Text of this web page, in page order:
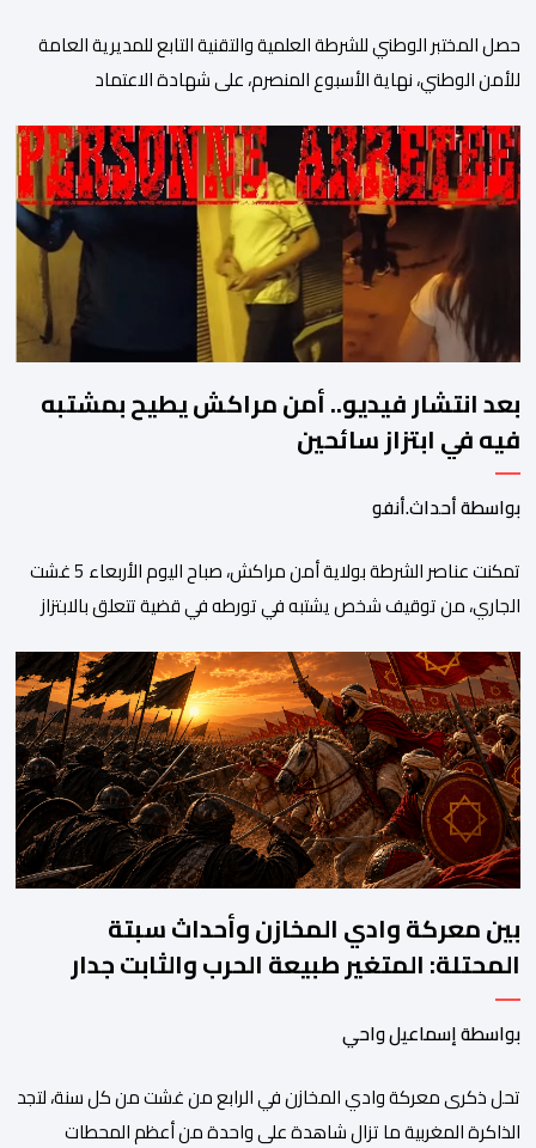
حصل المختبر الوطني للشرطة العلمية والتقنية التابع للمديرية العامة
للأمن الوطني، نهاية الأسبوع المنصرم، على شهادة الاعتماد
مختلف التخصصات والخبرات الشرعية، بما فيها فروع البيولوجيا والكيمياء،
وتدقيق وفحص الوثائق، والحرائق والمتفجرات، وكذا الآثار الرقمية
والمخدرات والمواد السمومية.وكانت المنظمة الأمريكية للاعتماد
والتقييس ″The ANSI National Accreditation Board″، المختصة […]
بعد انتشار فيديو.. أمن مراكش يطيح بمشتبه
فيه في ابتزاز سائحين
بواسطة أحداث.أنفو
تمكنت عناصر الشرطة بولاية أمن مراكش، صباح اليوم الأربعاء 5 غشت
الجاري، من توقيف شخص يشتبه في تورطه في قضية تتعلق بالابتزاز
سائحين أجنبيين للابتزاز بالمدينة العتيقة بمراكش، وطالبهما بمبلغ مالي
غير مستحق بدعوى ممارسة نشاط مرتبط بالإرشاد السياحي بدون
رخصة، وهي الأفعال الإجرامية التي […]
بين معركة وادي المخازن وأحداث سبتة
المحتلة: المتغير طبيعة الحرب والثابت جدار
الصد الوطني
بواسطة إسماعيل واحي
تحل ذكرى معركة وادي المخازن في الرابع من غشت من كل سنة، لتجد
الذاكرة المغربية ما تزال شاهدة على واحدة من أعظم المحطات